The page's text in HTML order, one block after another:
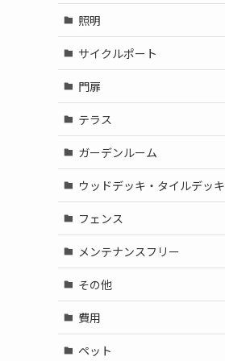
照明
サイクルポート
門扉
テラス
ガーデンルーム
ウッドデッキ・タイルデッキ
フェンス
メンテナンスフリー
その他
費用
ペット